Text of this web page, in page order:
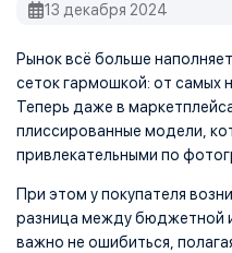
13 декабря 2024
Рынок всё больше
сеток гармошкой: от самых
Теперь даже в
плиссированные модели,
привлекательными по
При этом у покупателя
разница между бюджетной
важно не ошибиться,